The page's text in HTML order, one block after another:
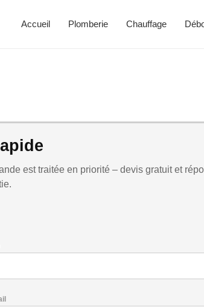
Accueil Plomberie Chauffage
est traitée en priorité – devis gratuit et